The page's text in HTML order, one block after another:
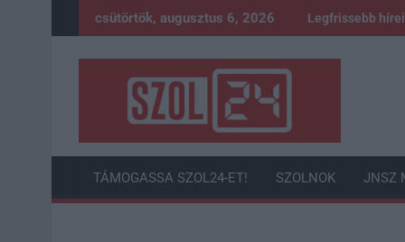
to
csütörtök, augusztus 6, 2026 Legfrissebb
TÁMOGASSA SZOL24-ET! SZOLNOK JNSZ